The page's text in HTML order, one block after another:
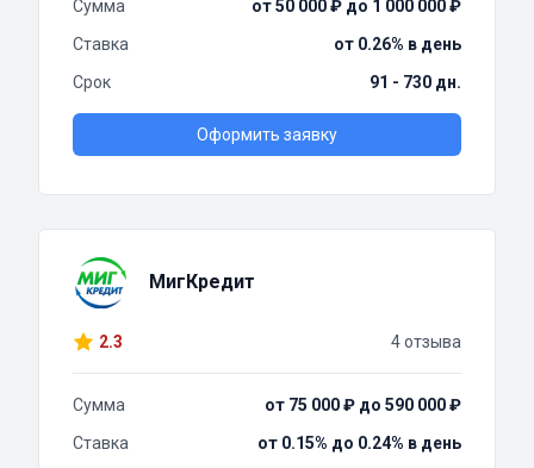
Сумма
от 50 000 ₽ до 1 000 000 ₽
Ставка
от 0.26% в день
Срок
91 - 730 дн.
Оформить заявку
МигКредит
2.3 4 отзыва
Сумма
от 75 000 ₽ до 590 000 ₽
Ставка
от 0.15% до 0.24% в день